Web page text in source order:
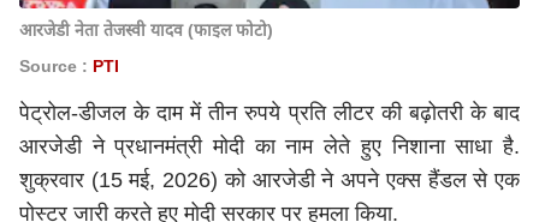
आरजेडी नेता तेजस्वी यादव (फाइल फोटो)
Source : PTI
पेट्रोल-डीजल के दाम में तीन रुपये प्रति लीटर की बढ़ोतरी के बाद
आरजेडी ने प्रधानमंत्री मोदी का नाम लेते हुए निशाना साधा है.
शुक्रवार (15 मई, 2026) को आरजेडी ने अपने एक्स हैंडल से एक
पोस्टर जारी करते हुए मोदी सरकार पर हमला किया.